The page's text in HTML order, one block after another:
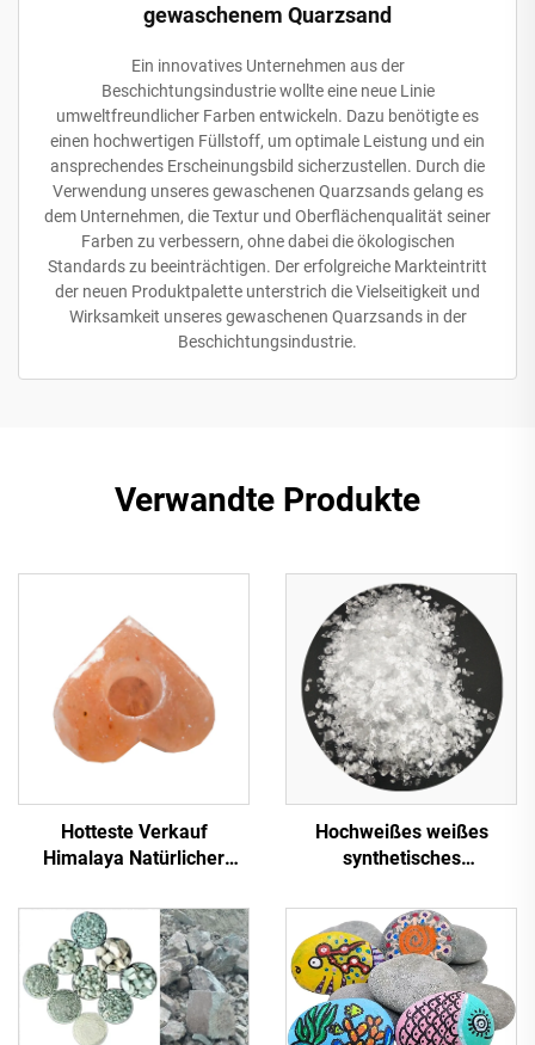
gewaschenem Quarzsand
Ein innovatives Unternehmen aus der
Beschichtungsindustrie wollte eine neue Linie
umweltfreundlicher Farben entwickeln. Dazu benötigte es
einen hochwertigen Füllstoff, um optimale Leistung und ein
ansprechendes Erscheinungsbild sicherzustellen. Durch die
Verwendung unseres gewaschenen Quarzsands gelang es
dem Unternehmen, die Textur und Oberflächenqualität seiner
Farben zu verbessern, ohne dabei die ökologischen
Standards zu beeinträchtigen. Der erfolgreiche Markteintritt
der neuen Produktpalette unterstrich die Vielseitigkeit und
Wirksamkeit unseres gewaschenen Quarzsands in der
Beschichtungsindustrie.
Verwandte Produkte
Hotteste Verkauf
Himalaya Natürlicher
Hochwertige Kerzenhalter
Steinsalz Natürliche
Himalaya-Salzlampen
Hochweißes weißes
synthetisches
Glimmer transparente
Glimmerflocken für
Isolationsdekoration
Kunststoffbau